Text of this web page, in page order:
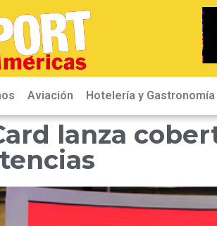
Aviación Hotelería y Gastronomía
lanza